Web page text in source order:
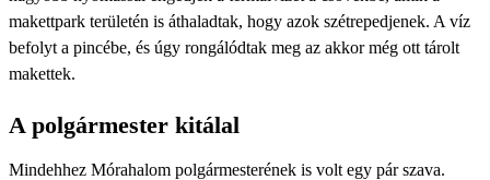
makettpark területén is áthaladtak, hogy azok szétrepedjenek. A víz
befolyt a pincébe, és úgy rongálódtak meg az akkor még ott tárolt
makettek.
A polgármester kitálal
Mindehhez Mórahalom polgármesterének is volt egy pár szava.